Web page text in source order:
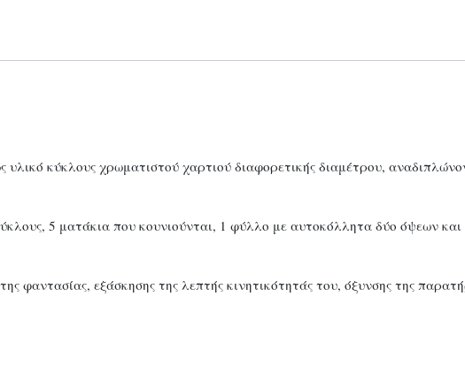
κύκλους χρωματιστού χαρτιού διαφορετικής διαμέτρου,
5 ματάκια που κουνιούνται, 1 φύλλο με αυτοκόλλητα δύο όψεων και
φαντασίας, εξάσκησης της λεπτής κινητικότητάς του, όξυνσης της